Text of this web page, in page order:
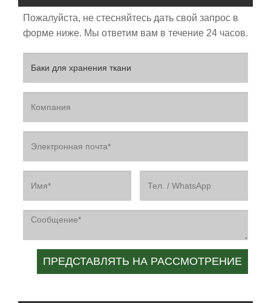
Пожалуйста, не стесняйтесь дать свой запрос в
форме ниже. Мы ответим вам в течение 24 часов.